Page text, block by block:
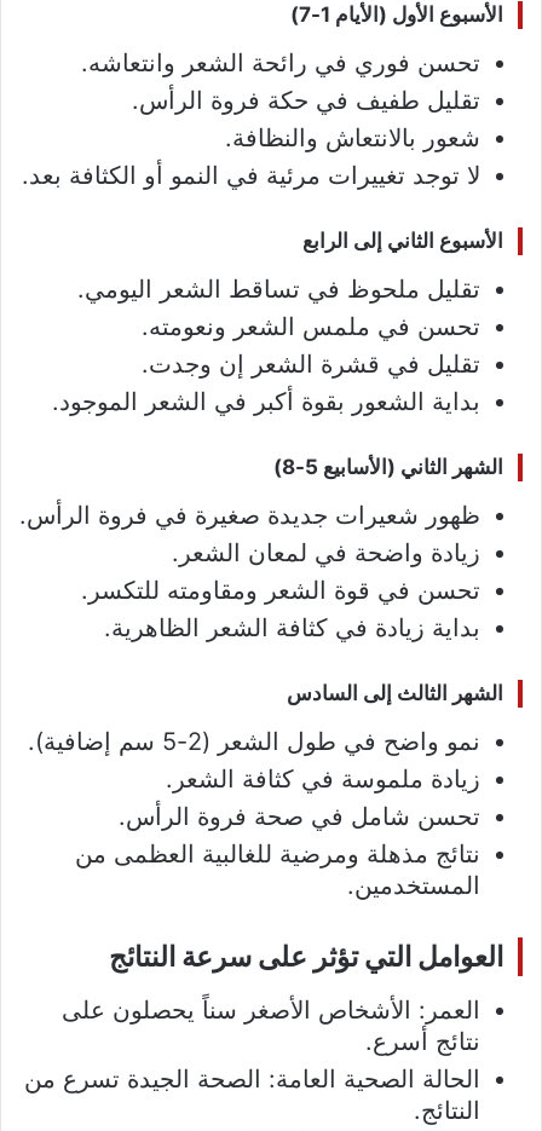
الأسبوع الأول (الأيام 1-7)
تحسن فوري في رائحة الشعر وانتعاشه.
تقليل طفيف في حكة فروة الرأس.
شعور بالانتعاش والنظافة.
لا توجد تغييرات مرئية في النمو أو الكثافة بعد.
الأسبوع الثاني إلى الرابع
تقليل ملحوظ في تساقط الشعر اليومي.
تحسن في ملمس الشعر ونعومته.
تقليل في قشرة الشعر إن وجدت.
بداية الشعور بقوة أكبر في الشعر الموجود.
الشهر الثاني (الأسابيع 5-8)
ظهور شعيرات جديدة صغيرة في فروة الرأس.
زيادة واضحة في لمعان الشعر.
تحسن في قوة الشعر ومقاومته للتكسر.
بداية زيادة في كثافة الشعر الظاهرية.
الشهر الثالث إلى السادس
نمو واضح في طول الشعر (2-5 سم إضافية).
زيادة ملموسة في كثافة الشعر.
تحسن شامل في صحة فروة الرأس.
نتائج مذهلة ومرضية للغالبية العظمى من
المستخدمين.
العوامل التي تؤثر على سرعة النتائج
العمر: الأشخاص الأصغر سناً يحصلون على
نتائج أسرع.
الحالة الصحية العامة: الصحة الجيدة تسرع من
النتائج.